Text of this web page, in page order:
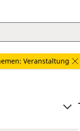
Veranstaltung